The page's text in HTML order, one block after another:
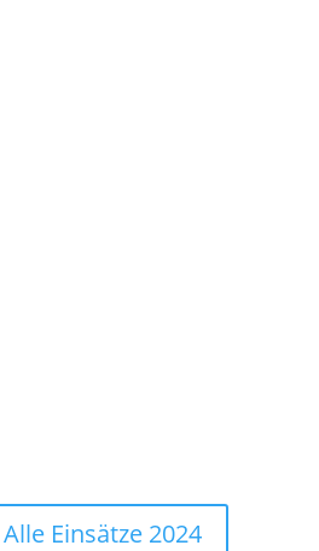
Alle Einsätze 2024